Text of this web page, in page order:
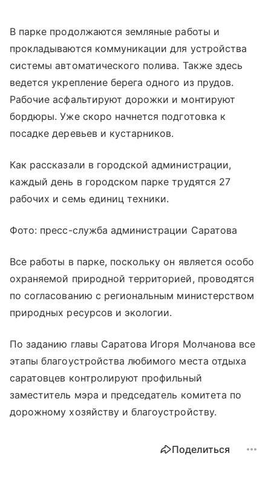
В парке продолжаются земляные работы и
прокладываются коммуникации для устройства
системы автоматического полива. Также здесь
ведется укрепление берега одного из прудов.
Рабочие асфальтируют дорожки и монтируют
бордюры. Уже скоро начнется подготовка к
посадке деревьев и кустарников.
Как рассказали в городской администрации,
каждый день в городском парке трудятся 27
рабочих и семь единиц техники.
Фото: пресс-служба администрации Саратова
Все работы в парке, поскольку он является особо
охраняемой природной территорией, проводятся
по согласованию с региональным министерством
природных ресурсов и экологии.
По заданию главы Саратова Игоря Молчанова все
этапы благоустройства любимого места отдыха
саратовцев контролируют профильный
заместитель мэра и председатель комитета по
дорожному хозяйству и благоустройству.
Поделиться